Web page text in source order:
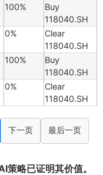
100%
Buy
118040.SH
0%
Clear
118040.SH
100%
Buy
118040.SH
0%
Clear
118040.SH
下一页 最后一页
略已证明其价值。